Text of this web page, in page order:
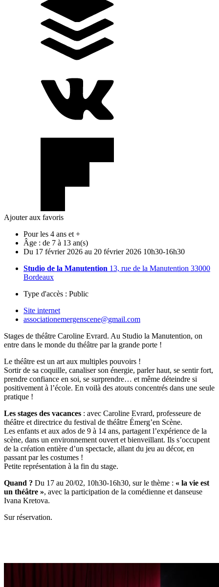
Ajouter aux favoris
Pour les 4 ans et +
Âge : de 7 à 13 an(s)
Du 17 février 2026 au 20 février 2026 10h30-16h30
Studio de la Manutention 13, rue de la Manutention 33000
Bordeaux
Type d'accès : Public
Site internet
associationemergenscene@gmail.com
Stages de théâtre Caroline Evrard. Au Studio la Manutention, on
entre dans le monde du théâtre par la grande porte !
Le théâtre est un art aux multiples pouvoirs !
Sortir de sa coquille, canaliser son énergie, parler haut, se sentir fort,
prendre confiance en soi, se surprendre… et même déteindre si
positivement à l’école. En voilà des atouts concentrés dans une seule
pratique !
Les stages des vacances : avec Caroline Evrard, professeure de
théâtre et directrice du festival de théâtre Émerg’en Scène.
Les enfants et aux ados de 9 à 14 ans, partagent l’expérience de la
scène, dans un environnement ouvert et bienveillant. Ils s’occupent
de la création entière d’un spectacle, allant du jeu au décor, en
passant par les costumes !
Petite représentation à la fin du stage.
Quand ? Du 17 au 20/02, 10h30-16h30, sur le thème : « la vie est
un théâtre », avec la participation de la comédienne et danseuse
Ivana Kretova.
Sur réservation.